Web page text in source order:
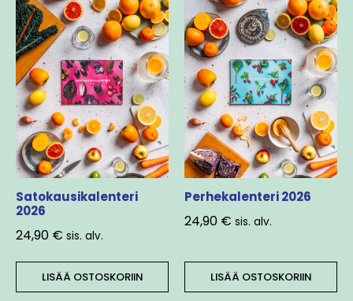
Satokausikalenteri
2026
24,90 € sis. alv.
LISÄÄ OSTOSKORIIN
Perhekalenteri 2026
24,90 € sis. alv.
LISÄÄ OSTOSKORIIN